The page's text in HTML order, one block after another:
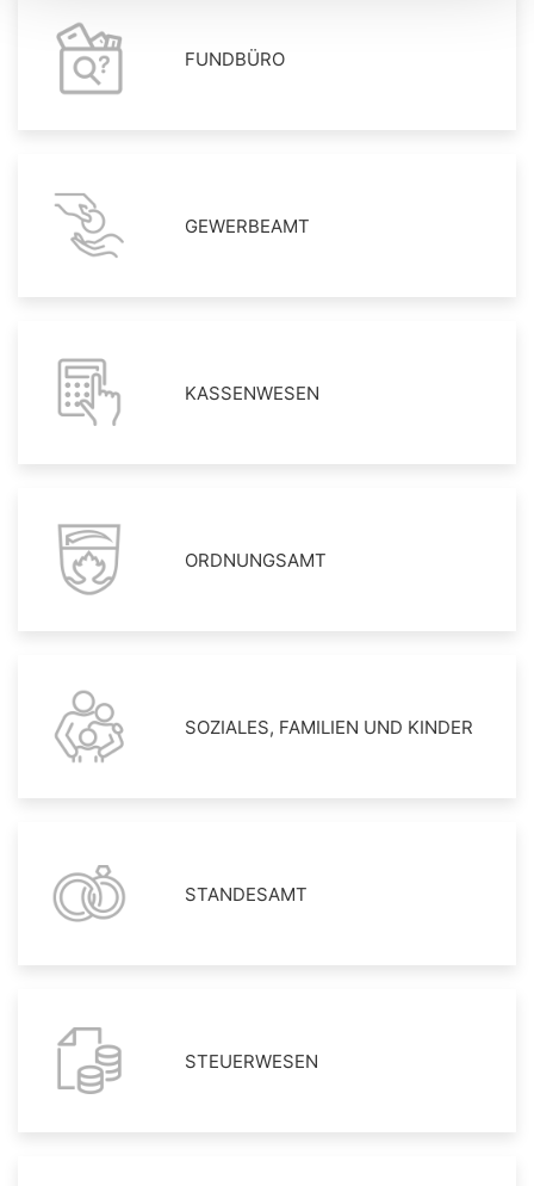
FUNDBÜRO
GEWERBEAMT
KASSENWESEN
ORDNUNGSAMT
SOZIALES, FAMILIEN UND KINDER
STANDESAMT
STEUERWESEN